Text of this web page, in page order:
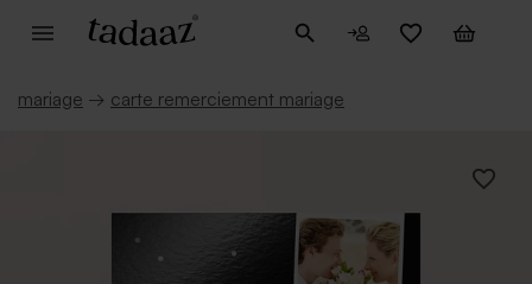
mariage → carte remerciement mariage